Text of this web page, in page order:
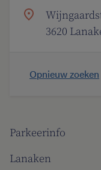
Parkeerinfo
Lanaken
3620
Opnieuw zoeken